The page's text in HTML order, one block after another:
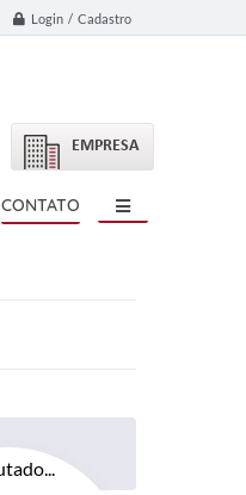
Login / Cadastro
EMPRESA
CONTATO